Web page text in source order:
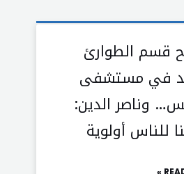
قسم الطوارئ
في مستشفى
وناصر الدين:
للناس أولوية